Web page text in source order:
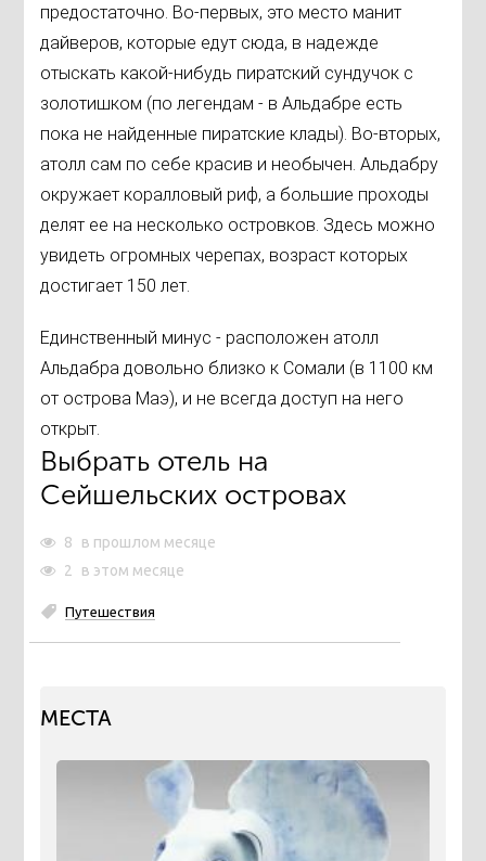
предостаточно. Во-первых, это место манит
дайверов, которые едут сюда, в надежде
отыскать какой-нибудь пиратский сундучок с
золотишком (по легендам - в Альдабре есть
пока не найденные пиратские клады). Во-вторых,
атолл сам по себе красив и необычен. Альдабру
окружает коралловый риф, а большие проходы
делят ее на несколько островков. Здесь можно
увидеть огромных черепах, возраст которых
достигает 150 лет.
Единственный минус - расположен атолл
Альдабра довольно близко к Сомали (в 1100 км
от острова Маэ), и не всегда доступ на него
открыт.
Выбрать отель на
Сейшельских островах
8
в прошлом месяце
2
в этом месяце
Путешествия
МЕСТА